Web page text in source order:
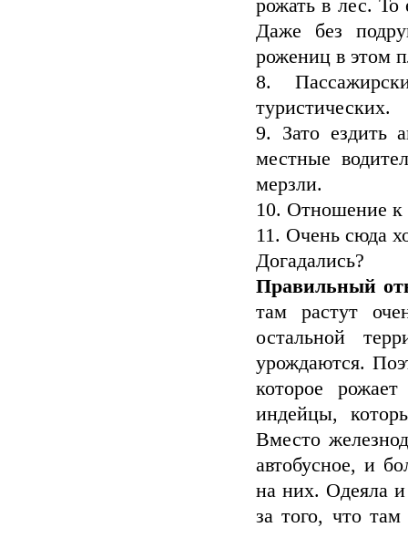
рожать в лес. То
Даже без
рожениц в этом
8.
туристических.
9. Зато ездить
местные
мерзли.
10. Отношение к
11. Очень сюда
Догадались?
Правильный
там растут
остальной
урождаются.
которое
индейцы,
Вместо
автобусное, и
на них. Одеяла
за того, что